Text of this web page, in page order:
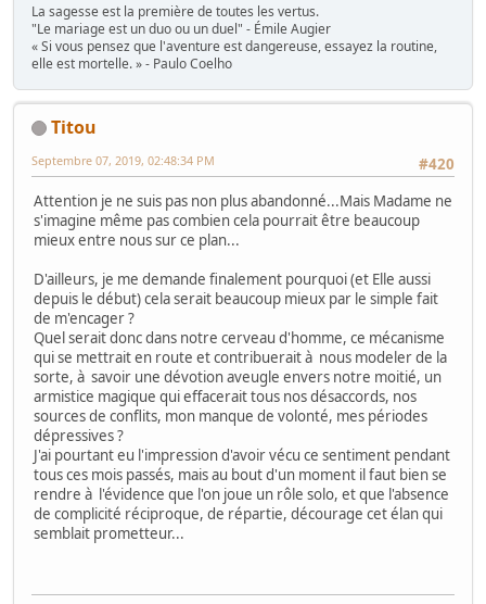
La sagesse est la première de toutes les vertus.
"Le mariage est un duo ou un duel" - Émile Augier
« Si vous pensez que l'aventure est dangereuse, essayez la routine,
elle est mortelle. » - Paulo Coelho
Titou
#420
Septembre 07, 2019, 02:48:34 PM
Attention je ne suis pas non plus abandonné...Mais Madame ne
s'imagine même pas combien cela pourrait être beaucoup
mieux entre nous sur ce plan...
D'ailleurs, je me demande finalement pourquoi (et Elle aussi
depuis le début) cela serait beaucoup mieux par le simple fait
de m'encager ?
Quel serait donc dans notre cerveau d'homme, ce mécanisme
qui se mettrait en route et contribuerait à nous modeler de la
sorte, à savoir une dévotion aveugle envers notre moitié, un
armistice magique qui effacerait tous nos désaccords, nos
sources de conflits, mon manque de volonté, mes périodes
dépressives ?
J'ai pourtant eu l'impression d'avoir vécu ce sentiment pendant
tous ces mois passés, mais au bout d'un moment il faut bien se
rendre à l'évidence que l'on joue un rôle solo, et que l'absence
de complicité réciproque, de répartie, décourage cet élan qui
semblait prometteur...